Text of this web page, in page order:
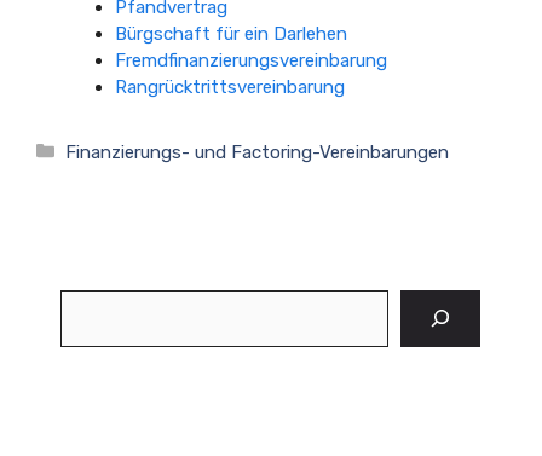
Pfandvertrag
Bürgschaft für ein Darlehen
Fremdfinanzierungsvereinbarung
Rangrücktrittsvereinbarung
Kategorien
Finanzierungs- und Factoring-Vereinbarungen